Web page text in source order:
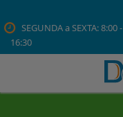
SEGUNDA a SEXTA: 8:00 -
16:30